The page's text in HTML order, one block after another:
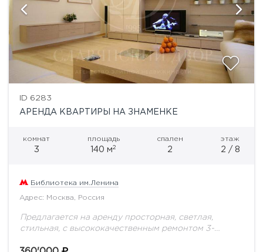
ID 6283
АРЕНДА КВАРТИРЫ НА ЗНАМЕНКЕ
комнат
3
площадь
140 м2
спален
2
этаж
2 / 8
Библиотека им.Ленина
Адрес: Москва, Россия
Предлагается на аренду просторная, светлая,
стильная, с высококачественным ремонтом 3-